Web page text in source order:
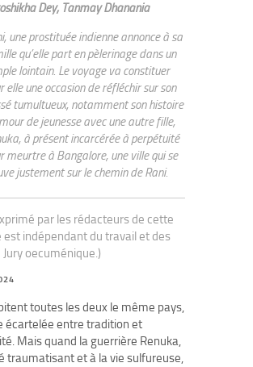
Dey, Tanmay Dhanania
une prostituée indienne annonce à sa
qu’elle part en pèlerinage dans un
lointain. Le voyage va constituer
elle une occasion de réfléchir sur son
tumultueux, notamment son histoire
de jeunesse avec une autre fille,
à présent incarcérée à perpétuité
meurtre à Bangalore, une ville qui se
justement sur le chemin de Rani.
par les rédacteurs de cette
est indépendant du travail et des
Jury oecuménique.)
toutes les deux le même pays,
écartelée entre tradition et
Mais quand la guerrière Renuka,
traumatisant et à la vie sulfureuse,